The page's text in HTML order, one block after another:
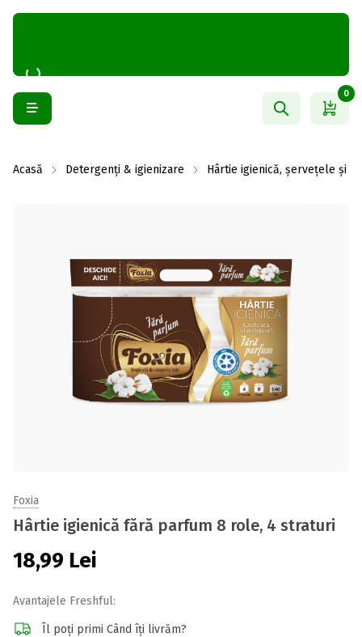
0
Acasă Detergenți & igienizare Hârtie igienică, șervețele și
Foxia
Hârtie igienică fără parfum 8 role, 4 straturi
18,99 Lei
Avantajele Freshful:
Îl poți primi Când îți livrăm?